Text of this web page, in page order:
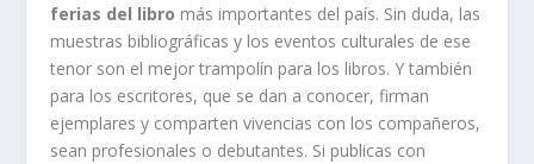
ferias del libro más importantes del país. Sin duda, las
muestras bibliográficas y los eventos culturales de ese
tenor son el mejor trampolín para los libros. Y también
para los escritores, que se dan a conocer, firman
ejemplares y comparten vivencias con los compañeros,
sean profesionales o debutantes. Si publicas con